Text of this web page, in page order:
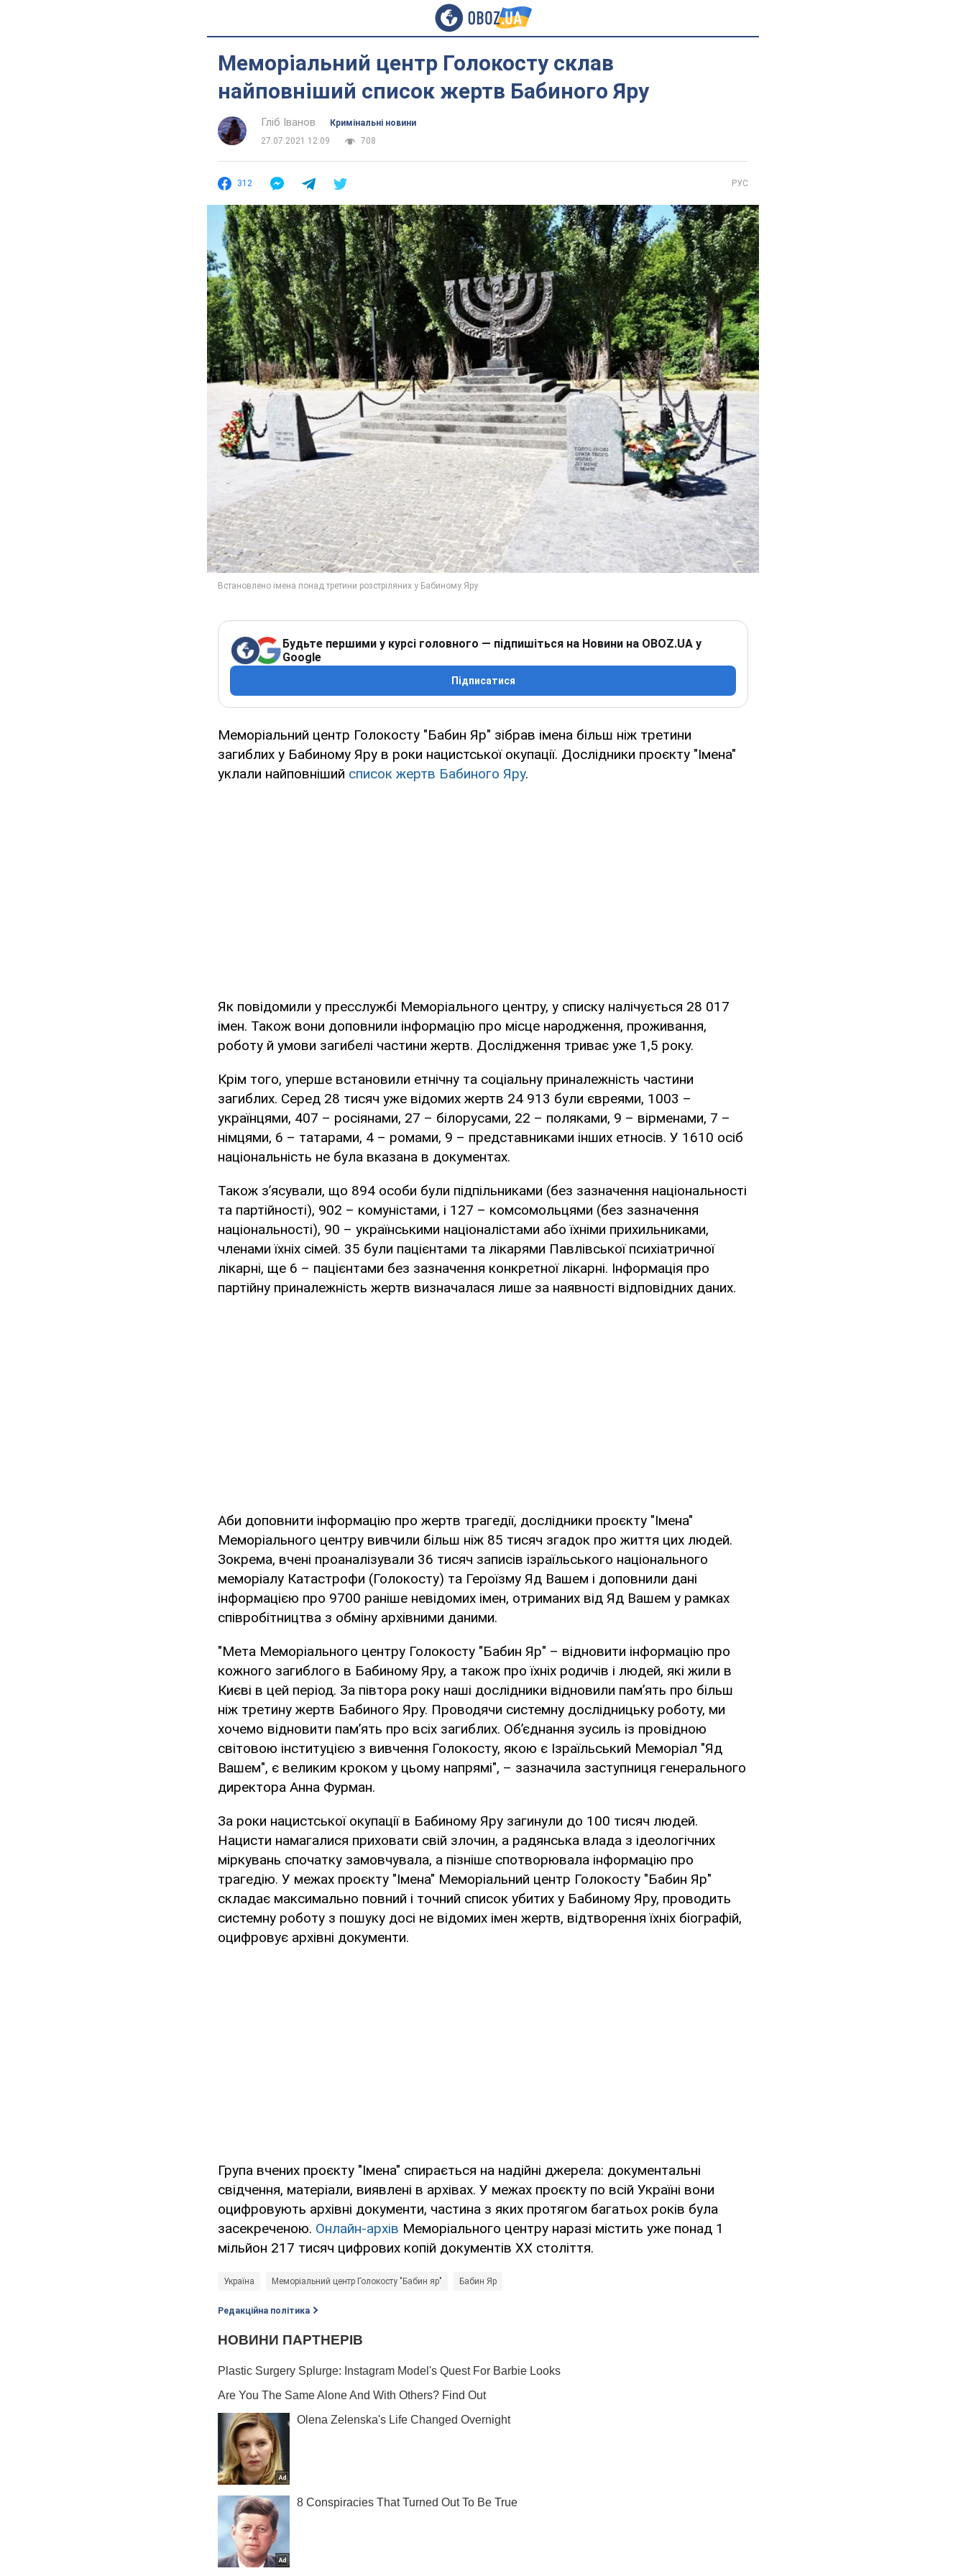
Меморіальний центр Голокосту склав
найповніший список жертв Бабиного Яру
Гліб Іванов
Кримінальні новини
27.07.2021 12:09
708
312 РУС
Будьте першими у курсі головного — підпишіться на Новини на OBOZ.UA у
Google
Підписатися
Меморіальний центр Голокосту "Бабин Яр" зібрав імена більш ніж третини
загиблих у Бабиному Яру в роки нацистської окупації. Дослідники проєкту "Імена"
уклали найповніший список жертв Бабиного Яру.
Як повідомили у пресслужбі Меморіального центру, у списку налічується 28 017
імен. Також вони доповнили інформацію про місце народження, проживання,
роботу й умови загибелі частини жертв. Дослідження триває уже 1,5 року.
Крім того, уперше встановили етнічну та соціальну приналежність частини
загиблих. Серед 28 тисяч уже відомих жертв 24 913 були євреями, 1003 –
українцями, 407 – росіянами, 27 – білорусами, 22 – поляками, 9 – вірменами, 7 –
німцями, 6 – татарами, 4 – ромами, 9 – представниками інших етносів. У 1610 осіб
національність не була вказана в документах.
Також з’ясували, що 894 особи були підпільниками (без зазначення національності
та партійності), 902 – комуністами, і 127 – комсомольцями (без зазначення
національності), 90 – українськими націоналістами або їхніми прихильниками,
членами їхніх сімей. 35 були пацієнтами та лікарями Павлівської психіатричної
лікарні, ще 6 – пацієнтами без зазначення конкретної лікарні. Інформація про
партійну приналежність жертв визначалася лише за наявності відповідних даних.
Аби доповнити інформацію про жертв трагедії, дослідники проєкту "Імена"
Меморіального центру вивчили більш ніж 85 тисяч згадок про життя цих людей.
Зокрема, вчені проаналізували 36 тисяч записів ізраїльського національного
меморіалу Катастрофи (Голокосту) та Героїзму Яд Вашем і доповнили дані
інформацією про 9700 раніше невідомих імен, отриманих від Яд Вашем у рамках
співробітництва з обміну архівними даними.
"Мета Меморіального центру Голокосту "Бабин Яр" – відновити інформацію про
кожного загиблого в Бабиному Яру, а також про їхніх родичів і людей, які жили в
Києві в цей період. За півтора року наші дослідники відновили пам’ять про більш
ніж третину жертв Бабиного Яру. Проводячи системну дослідницьку роботу, ми
хочемо відновити пам’ять про всіх загиблих. Об’єднання зусиль із провідною
світовою інституцією з вивчення Голокосту, якою є Ізраїльський Меморіал "Яд
Вашем", є великим кроком у цьому напрямі", – зазначила заступниця генерального
директора Анна Фурман.
За роки нацистської окупації в Бабиному Яру загинули до 100 тисяч людей.
Нацисти намагалися приховати свій злочин, а радянська влада з ідеологічних
міркувань спочатку замовчувала, а пізніше спотворювала інформацію про
трагедію. У межах проєкту "Імена" Меморіальний центр Голокосту "Бабин Яр"
складає максимально повний і точний список убитих у Бабиному Яру, проводить
системну роботу з пошуку досі не відомих імен жертв, відтворення їхніх біографій,
оцифровує архівні документи.
Група вчених проєкту "Імена" спирається на надійні джерела: документальні
свідчення, матеріали, виявлені в архівах. У межах проєкту по всій Україні вони
оцифровують архівні документи, частина з яких протягом багатьох років була
засекреченою. Онлайн-архів Меморіального центру наразі містить уже понад 1
мільйон 217 тисяч цифрових копій документів ХХ століття.
Україна Меморіальний центр Голокосту "Бабин яр" Бабин Яр
Редакційна політика